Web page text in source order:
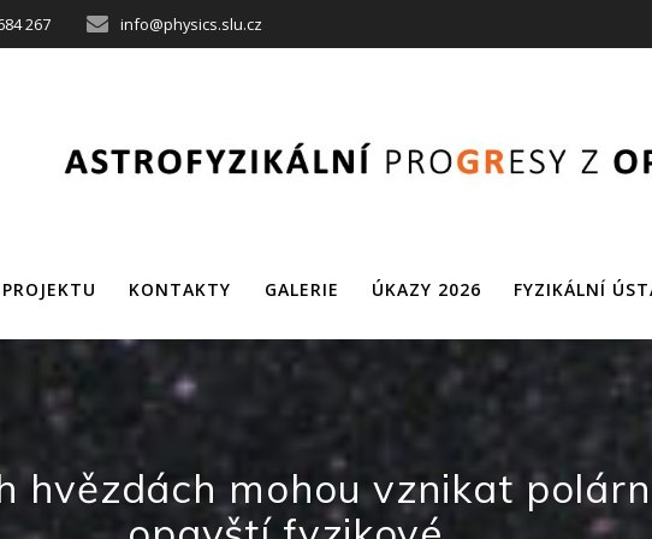
267 info@physics.slu.cz
KONTAKTY GALERIE ÚKAZY 2026 FYZIKÁLNÍ
hvězdách mohou vznikat